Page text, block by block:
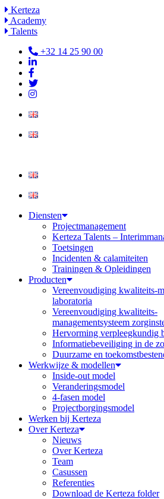
Ga
naar
de
Kerteza
Academy
Talents
+32 14 25 90 00
Diensten
Projectmanagement
Kerteza Talents –
Toetsingen
Incidenten & calamiteiten
Trainingen & Opleidingen
Producten
Vereenvoudiging kwaliteits-
laboratoria
Vereenvoudiging kwaliteits-
managementsysteem
Hervorming verpleegkundig
Informatiebeveiliging in de
Duurzame en
Werkwijze & modellen
Inside-out model
Veranderingsmodel
4-fasen model
Projectborgingsmodel
Werken bij Kerteza
Over Kerteza
Nieuws
Over Kerteza
Team
Casussen
Referenties
Download de Kerteza folder